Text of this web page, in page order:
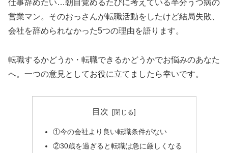
仕事辞めたい…朝目覚めるたびに考えている半分うつ病の
営業マン。そのおっさんが転職活動をしたけど結局失敗、
会社を辞められなかった5つの理由を語ります。
転職するかどうか・転職できるかどうかでお悩みのあなた
へ。一つの意見としてお役に立てましたら幸いです。
目次
①今の会社より良い転職条件がない
②30歳を過ぎると転職は急に厳しくなる